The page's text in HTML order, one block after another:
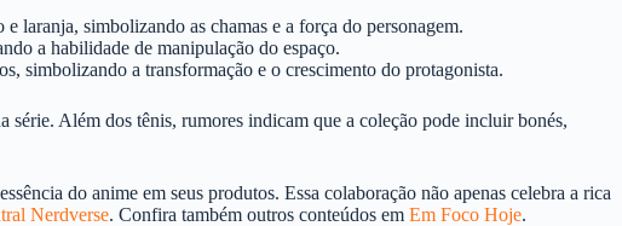
laranja, simbolizando as chamas e a força do personagem.
a habilidade de manipulação do espaço.
simbolizando a transformação e o crescimento do protagonista.
série. Além dos tênis, rumores indicam que a coleção pode incluir bonés,
do anime em seus produtos. Essa colaboração não apenas celebra a rica
Nerdverse. Confira também outros conteúdos em Em Foco Hoje.